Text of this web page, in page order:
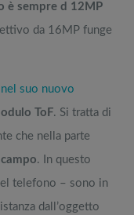
è sempre d 12MP
da 16MP funge
suo nuovo
ToF. Si tratta di
che nella parte
. In questo
telefono – sono in
dall’oggetto